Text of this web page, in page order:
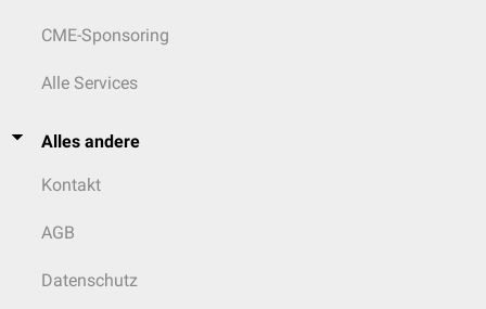
CME-Sponsoring
Alle Services
Alles andere
Kontakt
AGB
Datenschutz